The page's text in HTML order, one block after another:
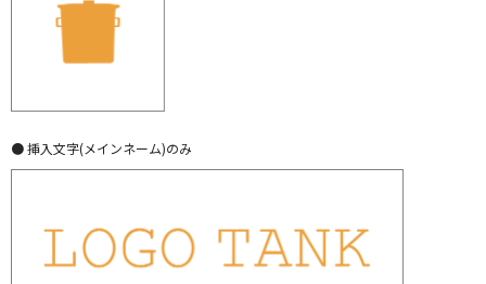
● 挿入文字(メインネーム)のみ